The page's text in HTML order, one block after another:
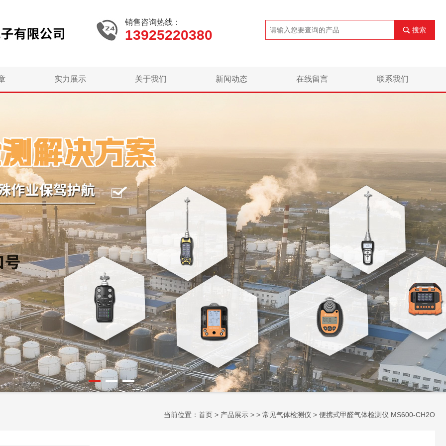
销售咨询热线：
13925220380 搜索
实力展示 关于我们 新闻动态 在线留言 联系我们
当前位置： 首页 > 产品展示 > > 常见气体检测仪 > 便携式甲醛气体检测仪 MS600-CH2O